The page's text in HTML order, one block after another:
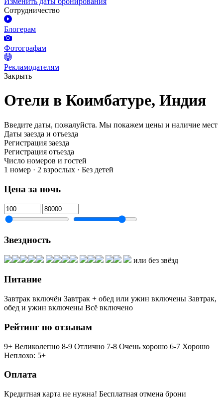
Сотрудничество
Блогерам
Фотографам
Рекламодателям
Закрыть
Отели в Коимбатуре, Индия
Введите даты, пожалуйста. Мы покажем цены и наличие мест
Даты заезда и отъезда
Регистрация заезда
Регистрация отъезда
Число номеров и гостей
1 номер · 2 взрослых · Без детей
Цена за ночь
Звездность
или без звёзд
Питание
Завтрак включён Завтрак + обед или ужин включены Завтрак,
обед и ужин включены Всё включено
Рейтинг по отзывам
9+ Великолепно 8-9 Отлично 7-8 Очень хорошо 6-7 Хорошо
Неплохо: 5+
Оплата
Кредитная карта не нужна! Бесплатная отмена брони